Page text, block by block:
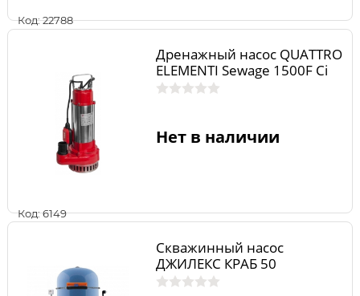
Код: 22788
Код: 6149
Дренажный насос QUATTRO
ELEMENTI Sewage 1500F Ci
Нет в наличии
Скважинный насос
ДЖИЛЕКС КРАБ 50